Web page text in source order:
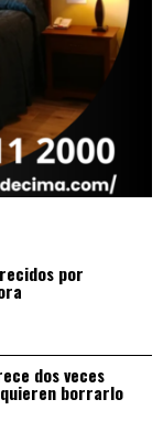
por
dos veces
borrarlo